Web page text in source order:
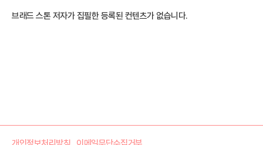
브래드 스톤 저자가 집필한 등록된 컨텐츠가 없습니다.